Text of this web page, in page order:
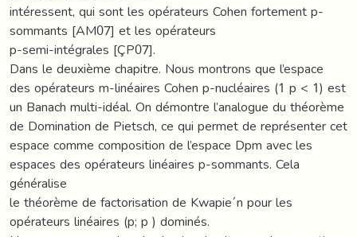
intéressent, qui sont les opérateurs Cohen fortement p-
sommants [AM07] et les opérateurs
p-semi-intégrales [ÇP07].
Dans le deuxième chapitre. Nous montrons que l’espace
des opérateurs m-linéaires Cohen p-nucléaires (1 p < 1) est
un Banach multi-idéal. On démontre l’analogue du théorème
de Domination de Pietsch, ce qui permet de représenter cet
espace comme composition de l’espace Dpm avec les
espaces des opérateurs linéaires p-sommants. Cela
généralise
le théorème de factorisation de Kwapie´n pour les
opérateurs linéaires (p; p ) dominés.